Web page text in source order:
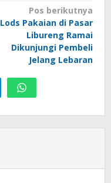
Pos berikutnya
Lods Pakaian di Pasar
Libureng Ramai
Dikunjungi Pembeli
Jelang Lebaran